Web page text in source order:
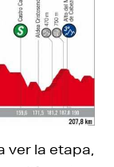
ver la etapa,